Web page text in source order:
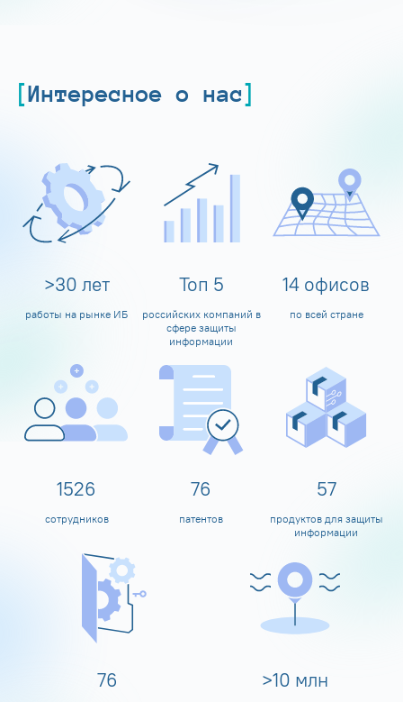
Интересное о нас
>30 лет
работы на рынке ИБ
Топ 5
российских компаний в
сфере защиты
информации
14 офисов
по всей стране
1600
сотрудников
80
патентов
60
продуктов для защиты
информации
80 >10 млн